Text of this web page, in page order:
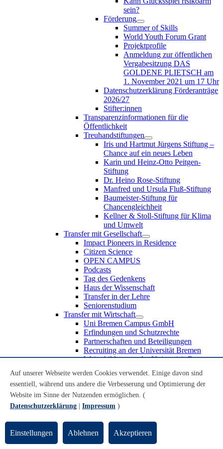
sein?
Förderung
Summer of Skills
World Youth Forum Grant
Projektprofile
Anmeldung zur öffentlichen
Vergabesitzung DAS
GOLDENE PLIETSCH am
1. November 2021 um 17 Uhr
Datenschutzerklärung Förderanträge
2026/27
Stifter:innen
Transparenzinformationen für die
Öffentlichkeit
Treuhandstiftungen
Iris und Hartmut Jürgens Stiftung –
Chance auf ein neues Leben
Karin und Heinz-Otto Peitgen-
Stiftung
Dr. Heino Rose-Stiftung
Manfred und Ursula Fluß-Stiftung
Baumeister-Stiftung für
Chancengleichheit
Kellner & Stoll-Stiftung für Klima
und Umwelt
Transfer mit Gesellschaft
Impact Pioneers in Residence
Citizen Science
OPEN CAMPUS
Podcasts
Tag des Gedenkens
Haus der Wissenschaft
Transfer in der Lehre
Seniorenstudium
Transfer mit Wirtschaft
Uni Bremen Campus GmbH
Erfindungen und Schutzrechte
Partnerschaften und Beteiligungen
Recruiting an der Universität Bremen
Weiterbildung an der Universität Bremen
Schülerinnen und Schüler
MINT-Schnupperstudium
Schulklassen
Lehrkräfte
UniTransfer - Servicestelle für Transferaktivitäten
Transfermagazin der Universität Bremen
Auf unserer Webseite werden Cookies verwendet. Einige davon sind
essentiell, während uns andere die Verbesserung und Optimierung der
Website im Sinne der Nutzenden ermöglichen. (
Datenschutzerklärung
Impressum )
Einstellungen Ablehnen Akzeptieren